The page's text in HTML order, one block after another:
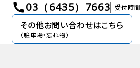
03（6435）7663 受付時間
その他お問い合わせはこちら
（駐車場・忘れ物）